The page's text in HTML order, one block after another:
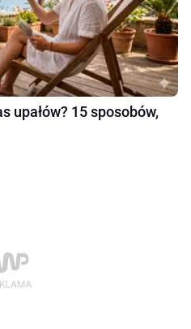
upałów? 15 sposobów,